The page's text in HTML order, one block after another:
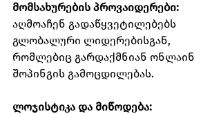
მომსახურების პროვაიდერები:
აღმოაჩენ გადაწყვეტილებებს
გლობალური ლიდერებისგან,
რომლებიც გარდაქმნიან ონლაინ
შოპინგის გამოცდილებას.
ლოჯისტიკა და მიწოდება: